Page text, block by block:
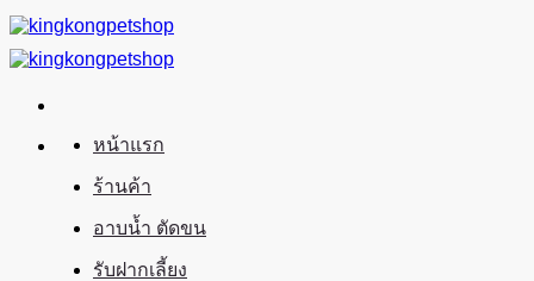
ข้าม
ไป
เนื้อหา
หน้าแรก
ร้านค้า
อาบน้ำ ตัดขน
รับฝากเลี้ยง